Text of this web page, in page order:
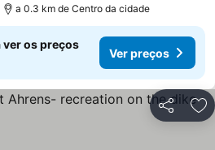
a 0.3 km de Centro da cidade
ver os preços
Ver preços
Partilhar